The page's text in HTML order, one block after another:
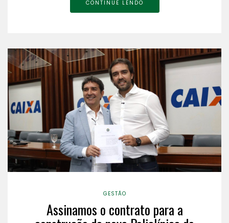
CONTINUE LENDO
GESTÃO
Assinamos o contrato para a